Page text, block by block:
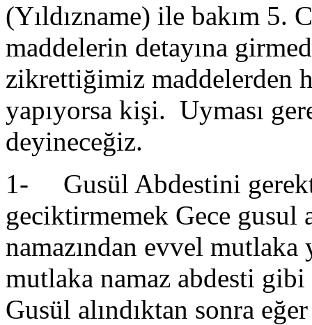
(Yıldızname) ile bakım 5.
maddelerin detayına
zikrettiğimiz maddelerden
yapıyorsa kişi. Uyması
deyineceğiz.
1- Gusül Abdestini
geciktirmemek Gece gusul
namazından evvel
mutlaka namaz abdesti
Gusül alındıktan sonra